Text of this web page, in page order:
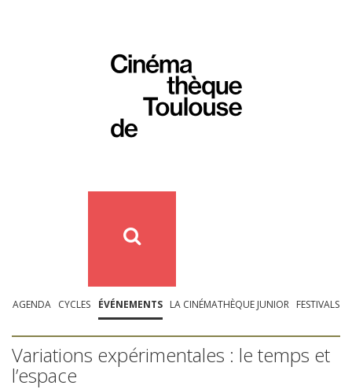
AGENDA CYCLES ÉVÉNEMENTS LA CINÉMATHÈQUE JUNIOR FESTIVALS
Variations expérimentales : le temps et
l’espace